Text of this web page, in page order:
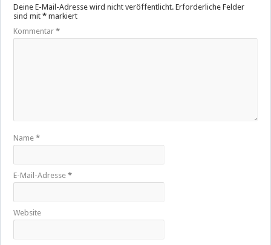
Deine E-Mail-Adresse wird nicht veröffentlicht. Erforderliche Felder
sind mit* markiert
Kommentar*
Name*
E-Mail-Adresse*
Website